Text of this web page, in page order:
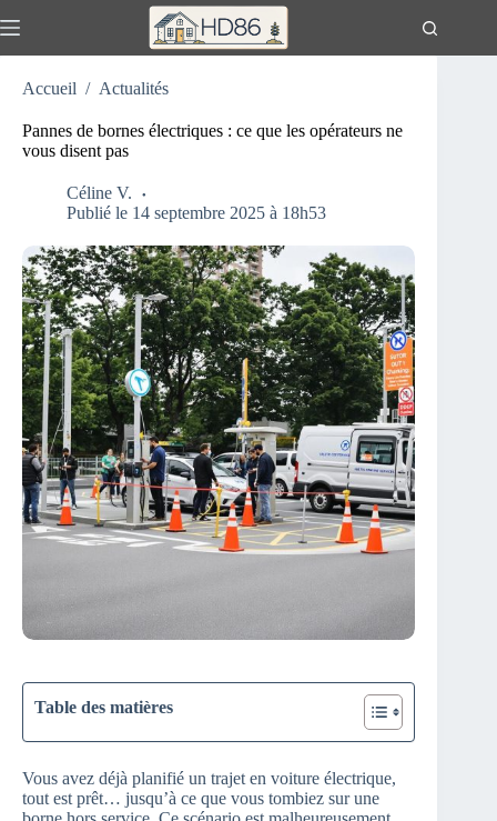
au
Accueil / Actualités
Pannes de bornes électriques : ce que les opérateurs ne
vous disent pas
Céline V.
Publié le 14 septembre 2025 à 18h53
Table des matières
Vous avez déjà planifié un trajet en voiture électrique,
tout est prêt… jusqu’à ce que vous tombiez sur une